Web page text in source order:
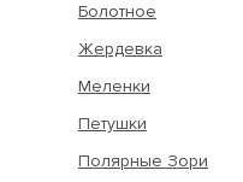
Болотное
Жердевка
Меленки
Петушки
Полярные Зори